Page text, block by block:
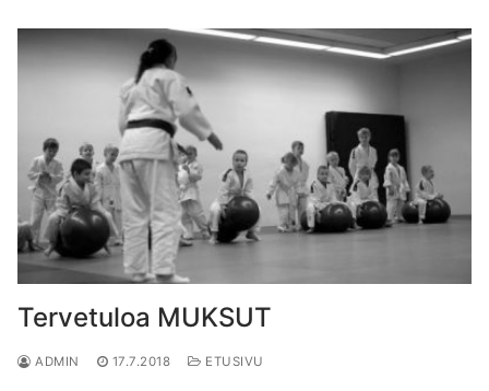
Tervetuloa MUKSUT
ADMIN 17.7.2018 ETUSIVU